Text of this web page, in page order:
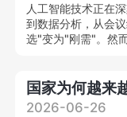
人工智能技术正在
到数据分析，从会
选"变为"刚需"。然
2026-06-26